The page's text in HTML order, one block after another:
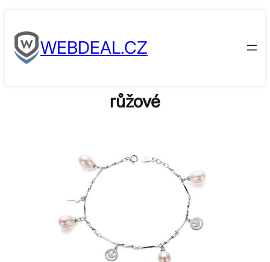
to
contentWEBDEAL.CZ
růžové